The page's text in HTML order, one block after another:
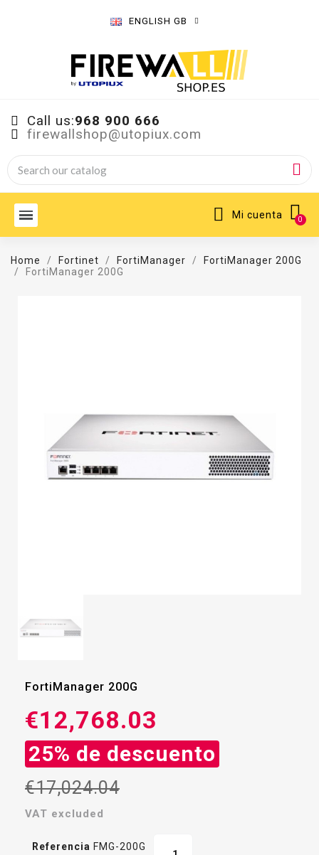
ENGLISH GB
Call us:968 900 666
firewallshop@utopiux.com
Mi cuenta
Home Fortinet FortiManager
FortiManager 200G
FortiManager 200G
FortiManager 200G
€17,024.04
€12,768.03
25% de descuento
VAT excluded
Referencia FMG-200G